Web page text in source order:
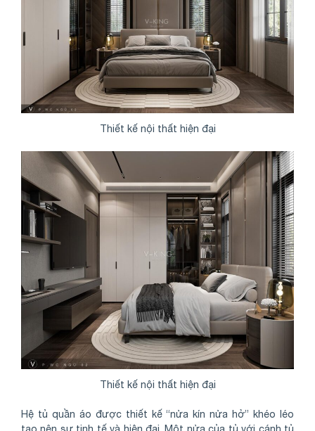
Share
Thiết kế nội thất hiện đại
Thiết kế nội thất hiện đại
Hệ tủ quần áo được thiết kế “nửa kín nửa hở” khéo léo
tạo nên sự tinh tế và hiện đại. Một nửa của tủ với cánh tủ